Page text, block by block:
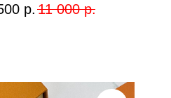
р. 11 000 р.